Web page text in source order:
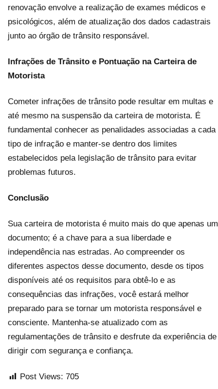
renovação envolve a realização de exames médicos e
psicológicos, além de atualização dos dados cadastrais
junto ao órgão de trânsito responsável.
Infrações de Trânsito e Pontuação na Carteira de
Motorista
Cometer infrações de trânsito pode resultar em multas e
até mesmo na suspensão da carteira de motorista. É
fundamental conhecer as penalidades associadas a cada
tipo de infração e manter-se dentro dos limites
estabelecidos pela legislação de trânsito para evitar
problemas futuros.
Conclusão
Sua carteira de motorista é muito mais do que apenas um
documento; é a chave para a sua liberdade e
independência nas estradas. Ao compreender os
diferentes aspectos desse documento, desde os tipos
disponíveis até os requisitos para obtê-lo e as
consequências das infrações, você estará melhor
preparado para se tornar um motorista responsável e
consciente. Mantenha-se atualizado com as
regulamentações de trânsito e desfrute da experiência de
dirigir com segurança e confiança.
Post Views: 705